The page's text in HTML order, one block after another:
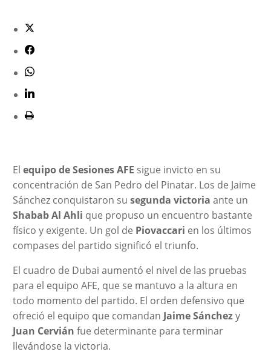
El equipo de Sesiones AFE sigue invicto en su
concentración de San Pedro del Pinatar. Los de Jaime
Sánchez conquistaron su segunda victoria ante un
Shabab Al Ahli que propuso un encuentro bastante
físico y exigente. Un gol de Piovaccari en los últimos
compases del partido significó el triunfo.
El cuadro de Dubai aumentó el nivel de las pruebas
para el equipo AFE, que se mantuvo a la altura en
todo momento del partido. El orden defensivo que
ofreció el equipo que comandan Jaime Sánchezy
Juan Cervián fue determinante para terminar
llevándose la victoria.